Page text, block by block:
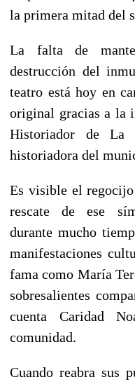
la primera mitad del
La falta de
destrucción del
teatro está hoy en
original gracias a la
Historiador de La
historiadora del
Es visible el regocijo
rescate de ese
durante mucho
manifestaciones
fama como María
sobresalientes
cuenta Caridad
comunidad.
Cuando reabra sus